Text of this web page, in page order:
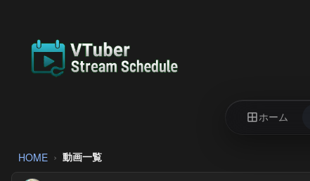
ホーム
HOME 動画一覧